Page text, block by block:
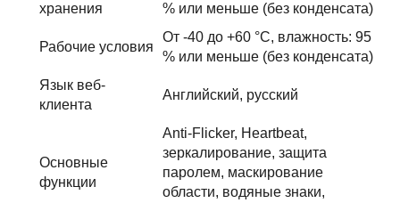
хранения
% или меньше (без конденсата)
Рабочие условия
От -40 до +60 °C, влажность: 95
% или меньше (без конденсата)
Язык веб-
клиента
Английский, русский
Основные
функции
Anti-Flicker, Heartbeat,
зеркалирование, защита
паролем, маскирование
области, водяные знаки,